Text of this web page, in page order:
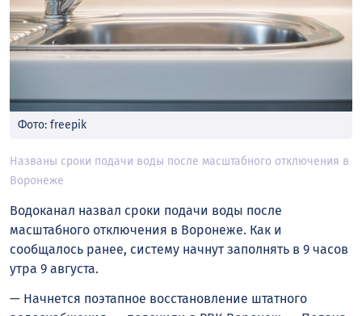
Фото: freepik
Названы сроки подачи воды после масштабного отключения в
Воронеже
Водоканал назвал сроки подачи воды после
масштабного отключения в Воронеже. Как и
сообщалось ранее, систему начнут заполнять в 9 часов
утра 9 августа.
— Начнется поэтапное восстановление штатного